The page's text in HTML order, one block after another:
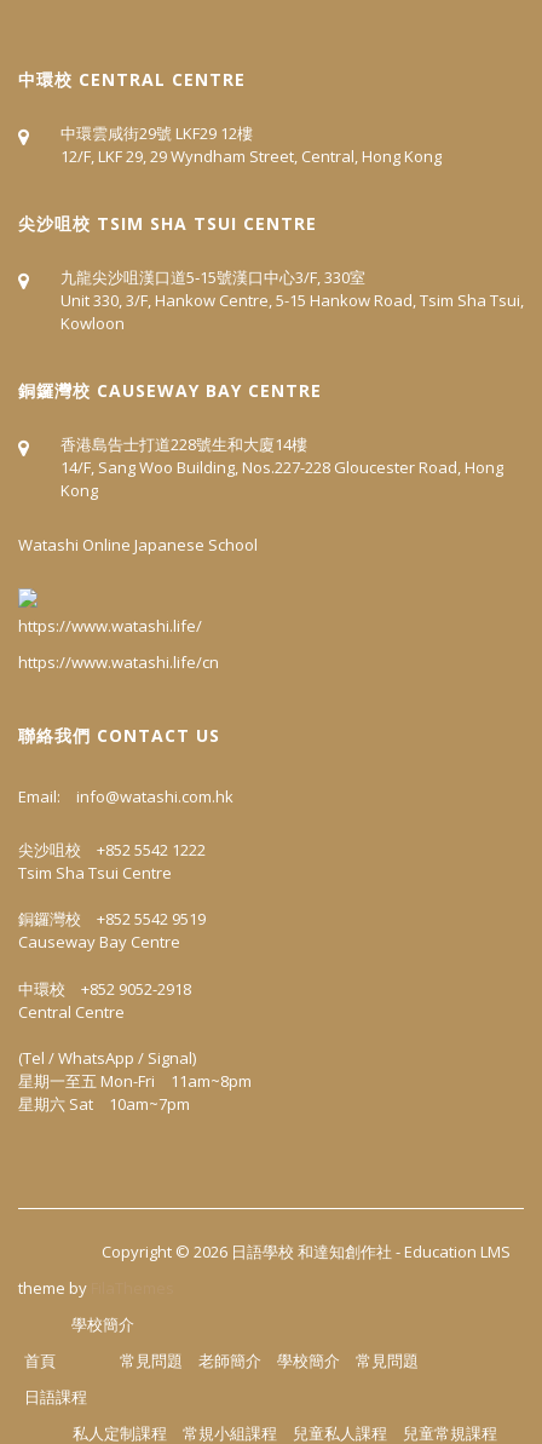
中環校 CENTRAL CENTRE
中環雲咸街29號 LKF29 12樓
12/F, LKF 29, 29 Wyndham Street, Central, Hong Kong
尖沙咀校 TSIM SHA TSUI CENTRE
九龍尖沙咀漢口道5‐15號漢口中心3/F, 330室
Unit 330, 3/F, Hankow Centre, 5-15 Hankow Road, Tsim Sha Tsui,
Kowloon
​銅鑼灣校 CAUSEWAY BAY CENTRE
香港島告士打道228號生和大廈14樓
14/F, Sang Woo Building, Nos.227-228 Gloucester Road, Hong
Kong
Watashi Online Japanese School
https://www.watashi.life/cn
聯絡我們 CONTACT US
Email: info@watashi.com.hk
尖沙咀校 +852 5542 1222
Tsim Sha Tsui Centre
銅鑼灣校 +852 5542 9519
Causeway Bay Centre
中環校 +852 9052-2918
Central Centre
(Tel / WhatsApp / Signal)
星期一至五 Mon-Fri 11am~8pm
星期六 Sat 10am~7pm
Copyright © 2026 日語學校 和達知創作社 - Education LMS
theme by
首頁
學校簡介
常見問題
老師簡介 學校簡介
常見問題
日語課程
私人定制課程
常規小組課程 兒童私人課程 兒童常規課程